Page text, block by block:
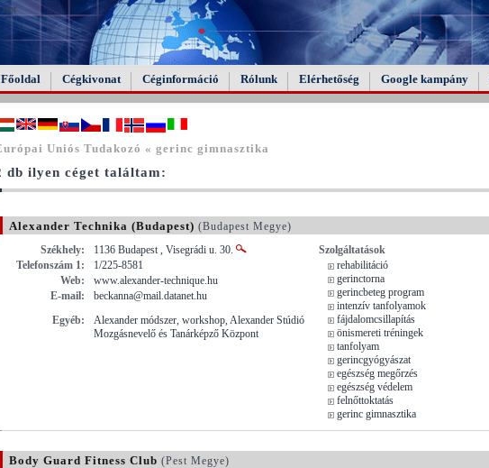
not
Főoldal Cégkivonat Céginformáció Rólunk Elérhetőség Google kampány
Uniós Tudakozó « gerinc gimnasztika
db ilyen céget találtam:
Alexander Technika (Budapest) (Budapest Megye)
Székhely:
1136 Budapest , Visegrádi u. 30.
Telefonszám 1:
1/225-8581
Web:
www.alexander-technique.hu
E-mail:
beckanna@mail.datanet.hu
Egyéb:
Alexander módszer, workshop, Alexander Stúdió
Mozgásnevelő és Tanárképző Központ
Szolgáltatások
rehabilitáció
gerinctorna
gerincbeteg program
intenzív tanfolyamok
fájdalomcsillapítás
önismereti tréningek
tanfolyam
gerincgyógyászat
egészség megőrzés
egészség védelem
felnőttoktatás
gerinc gimnasztika
Body Guard Fitness Club (Pest Megye)